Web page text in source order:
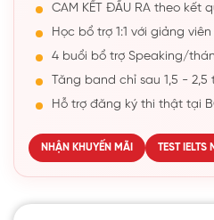
CAM KẾT ĐẦU RA theo kết
Học bổ trợ 1:1 với giảng
4 buổi bổ trợ Speaking/
Tăng band chỉ sau 1,5 - 2,5
Hỗ trợ đăng ký thi thật tại
NHẬN KHUYẾN MÃI TEST IELTS